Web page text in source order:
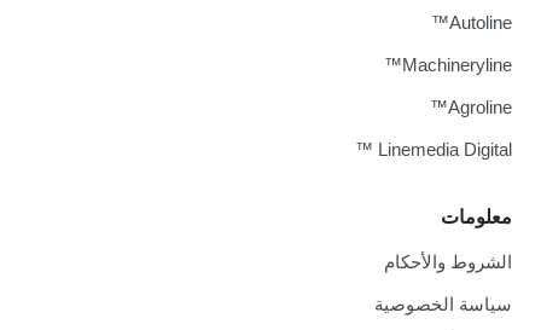
معلومات
الشروط والأحكام
سياسة الخصوصية
Autoline™
Machineryline™
Agroline™
Linemedia Digital ™